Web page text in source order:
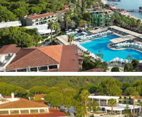
Viešbučio kategorija šalyje - 5*
Kambariuose:
seifas numeryje, nemokamai
numerių tvarkymas: kasdien
vonios reikmenys yra
televizorius: yra
šlepetės yra
dušas yra
plaukų džiovintuvas: yra
oro kondicionierius: individualus
mini baras nemokamai (vanduo,